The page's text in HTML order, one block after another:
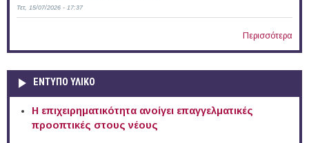
Τετ, 15/07/2026 - 17:37
Περισσότερα
ΕΝΤΥΠΟ ΥΛΙΚΟ
Η επιχειρηματικότητα ανοίγει επαγγελματικές
προοπτικές στους νέους